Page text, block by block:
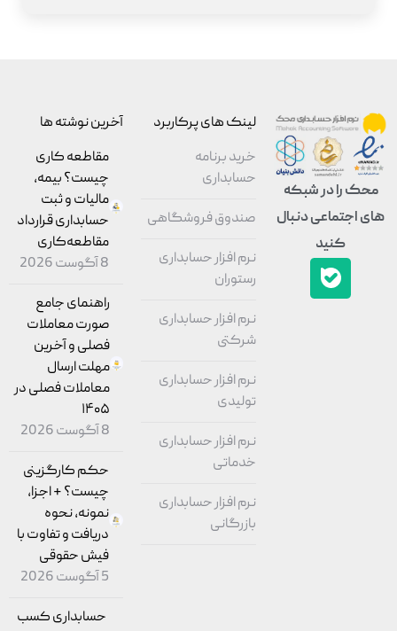
محک را در شبکه
های اجتماعی دنبال
کنید
لینک های پرکاربرد
خرید برنامه
حسابداری
صندوق فروشگاهی
نرم افزار حسابداری
رستوران
نرم افزار حسابداری
شرکتی
نرم افزار حسابداری
تولیدی
نرم افزار حسابداری
خدماتی
نرم افزار حسابداری
بازرگانی
آخرین نوشته ها
مقاطعه‌ کاری
چیست؟ بیمه،
مالیات و ثبت
حسابداری قرارداد
مقاطعه‌کاری
8 آگوست 2026
راهنمای جامع
صورت معاملات
فصلی و آخرین
مهلت ارسال
معاملات فصلی در
۱۴۰۵
8 آگوست 2026
حکم کارگزینی
چیست؟ + اجزا،
نمونه، نحوه
دریافت و تفاوت با
فیش حقوقی
5 آگوست 2026
حسابداری کسب